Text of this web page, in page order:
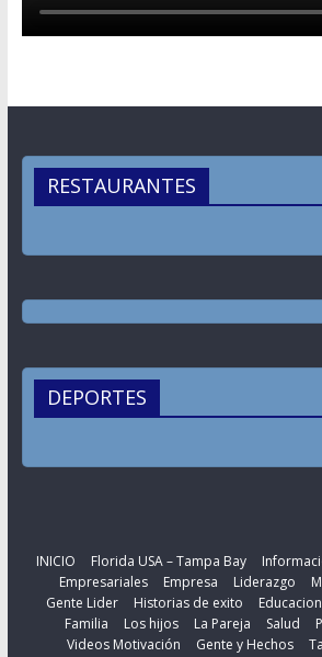
RESTAURANTES
DEPORTES
INICIO Florida USA – Tampa Bay
Empresariales
Empresa Liderazgo
Gente Lider
Historias de exito Educacion
Familia
Los hijos La Pareja Salud
Videos Motivación
Gente y Hechos